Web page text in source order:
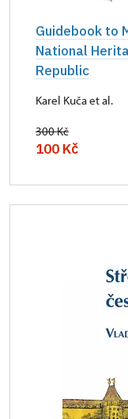
Guidebook to
National
Republic
Karel Kuča et al.
300 Kč
100 Kč